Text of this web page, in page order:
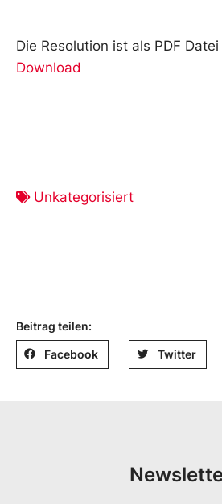
Die Resolution ist als PDF
Download
Unkategorisiert
Beitrag teilen:
Facebook Twitter